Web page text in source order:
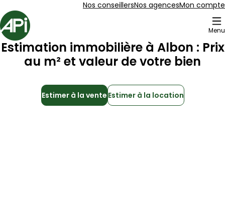
Nos conseillersNos agencesMon compte
Accueil
Menu
Estimation immobilière à Albon : Prix
au m² et valeur de votre bien
Estimer à la vente Estimer à la location